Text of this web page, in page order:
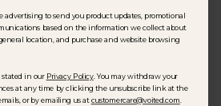
plus d'avis
advertising to send you product updates, promotional
based on the information we collect about
location, and purchase and website browsing
stated in our Privacy Policy. You may withdraw your
at any time by clicking the unsubscribe link at the
or by emailing us atcustomercare@voited.com.